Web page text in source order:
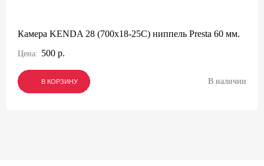
Камера KENDA 28 (700x18-25C) ниппель Presta 60 мм.
Цена: 500 р.
В КОРЗИНУ
В КОРЗИНУ
В КОРЗИНУ В наличии